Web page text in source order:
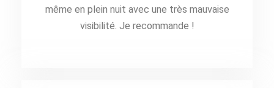
même en plein nuit avec une très mauvaise
visibilité. Je recommande !